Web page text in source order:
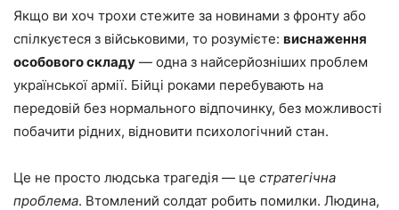
Якщо ви хоч трохи стежите за новинами з фронту або
спілкуєтеся з військовими, то розумієте: виснаження
особового складу — одна з найсерйозніших проблем
української армії. Бійці роками перебувають на
передовій без нормального відпочинку, без можливості
побачити рідних, відновити психологічний стан.
Це не просто людська трагедія — це стратегічна
проблема. Втомлений солдат робить помилки. Людина,